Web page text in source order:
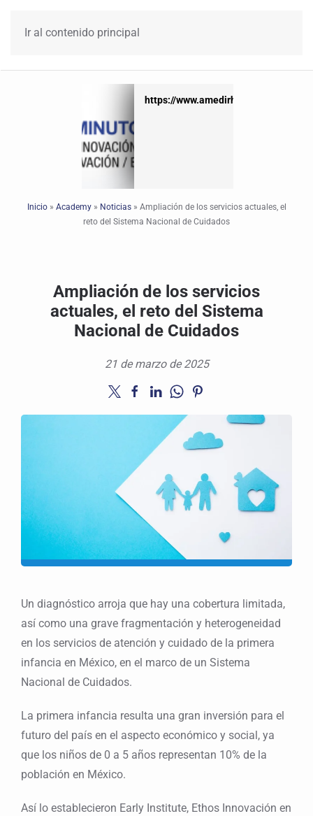
Ir al contenido principal
https://www.amedirh.com.mx
https://www.amedirh.com.mx
Inicio» Academy» Noticias» Ampliación de los servicios actuales, el
reto del Sistema Nacional de Cuidados
Ampliación de los servicios
actuales, el reto del Sistema
Nacional de Cuidados
21 de marzo de 2025
Un diagnóstico arroja que hay una cobertura limitada,
así como una grave fragmentación y heterogeneidad
en los servicios de atención y cuidado de la primera
infancia en México, en el marco de un Sistema
Nacional de Cuidados.
La primera infancia resulta una gran inversión para el
futuro del país en el aspecto económico y social, ya
que los niños de 0 a 5 años representan 10% de la
población en México.
Así lo establecieron Early Institute, Ethos Innovación en